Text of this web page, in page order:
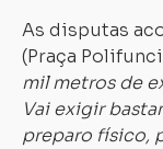
As disputas
(Praça
mil metros de
Vai exigir
preparo físico,